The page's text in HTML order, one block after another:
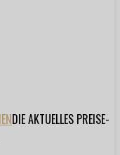
DIE AKTUELLES PREISE-